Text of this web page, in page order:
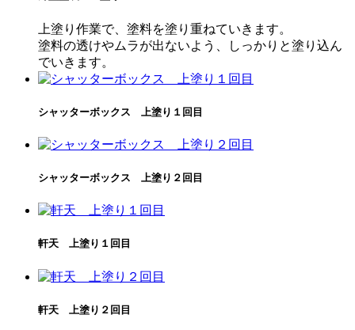
上塗り作業で、塗料を塗り重ねていきます。
塗料の透けやムラが出ないよう、しっかりと塗り込ん
でいきます。
シャッターボックス 上塗り１回目
シャッターボックス 上塗り２回目
軒天 上塗り１回目
軒天 上塗り２回目